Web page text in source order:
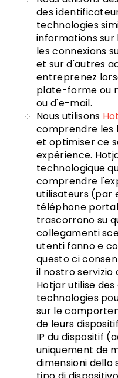
des
technologies
informations sur
les connexions
et sur d'autres
entreprenez
plate-forme ou
ou d'e-mail.
Nous utilisons
comprendre les
et optimiser ce
expérience.
technologique
comprendre
utilisateurs (par
téléphone
trascorrono su
collegamenti
utenti fanno e
questo ci
il nostro servizio
Hotjar utilise
technologies
sur le
de leurs
IP du dispositif
uniquement de
dimensioni dello